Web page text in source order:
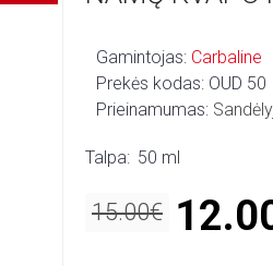
Gamintojas: Carbaline
Prekės kodas: OUD 50
Prieinamumas:
Talpa: 50 ml
15.00€